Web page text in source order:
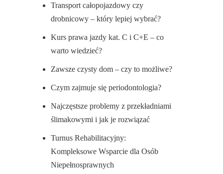
Transport całopojazdowy czy
drobnicowy – który lepiej wybrać?
Kurs prawa jazdy kat. C i C+E – co
warto wiedzieć?
Zawsze czysty dom – czy to możliwe?
Czym zajmuje się periodontologia?
Najczęstsze problemy z przekładniami
ślimakowymi i jak je rozwiązać
Turnus Rehabilitacyjny:
Kompleksowe Wsparcie dla Osób
Niepełnosprawnych